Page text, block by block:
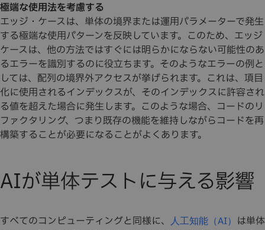
極端な使用法を考慮する
エッジ・ケースは、単体の境界または運用パラメーターで発生
する極端な使用パターンを反映しています。このため、エッジ
ケースは、他の方法ではすぐには明らかにならない可能性のあ
るエラーを識別するのに役立ちます。そのようなエラーの例と
しては、配列の境界外アクセスが挙げられます。これは、項目
化に使用されるインデックスが、そのインデックスに許容され
る値を超えた場合に発生します。このような場合、コードのリ
ファクタリング、つまり既存の機能を維持しながらコードを再
構築することが必要になることがよくあります。
AIが単体テストに与える影響
すべてのコンピューティングと同様に、 人工知能（AI） は単体